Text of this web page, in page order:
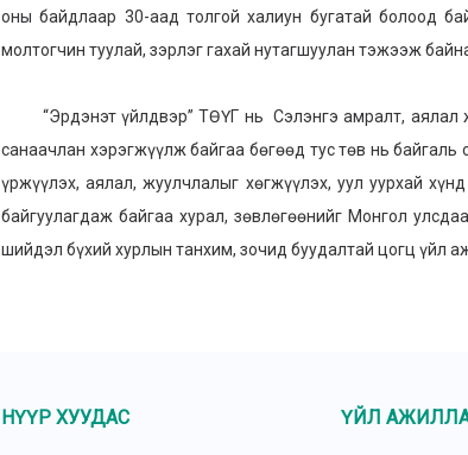
оны байдлаар 30-аад толгой халиун бугатай болоод
молтогчин туулай, зэрлэг гахай нутагшуулан тэжээж
“Эрдэнэт үйлдвэр” ТӨҮГ нь Сэлэнгэ амралт, аялал
санаачлан хэрэгжүүлж байгаа бөгөөд тус төв нь
үржүүлэх, аялал, жуулчлалыг хөгжүүлэх, уул уурхай
байгуулагдаж байгаа хурал, зөвлөгөөнийг Монгол
шийдэл бүхий хурлын танхим, зочид буудалтай цогц үйл
НҮҮР ХУУДАС ҮЙЛ